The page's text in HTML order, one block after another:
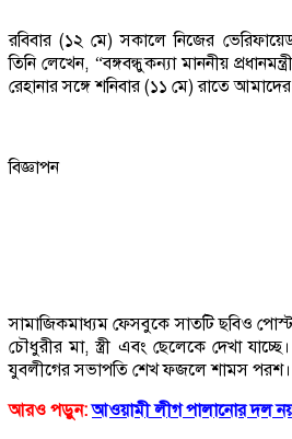
রবিবার (১২ মে) সকালে নিজের
তিনি লেখেন, “বঙ্গবন্ধুকন্যা মাননীয়
রেহানার সঙ্গে শনিবার (১১ মে) রাতে
বিজ্ঞাপন
সামাজিকমাধ্যম ফেসবুকে সাতটি ছবিও পোস্ট
চৌধুরীর মা, স্ত্রী এবং ছেলেকে দেখা
যুবলীগের সভাপতি শেখ ফজলে শামস পরশ।
আরও পড়ুন:আওয়ামী লীগ পালানোর দল